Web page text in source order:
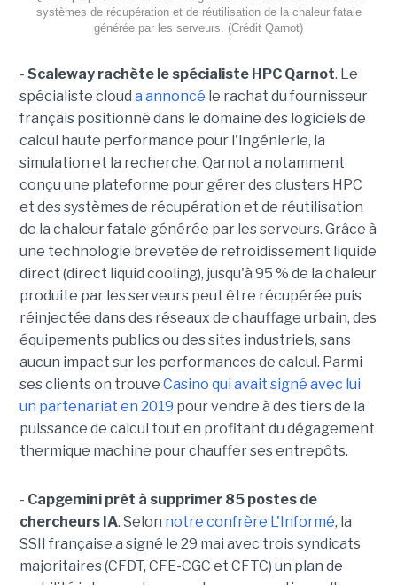
systèmes de récupération et de réutilisation de la chaleur fatale
générée par les serveurs. (Crédit Qarnot)
- Scaleway rachète le spécialiste HPC Qarnot. Le
spécialiste cloud a annoncé le rachat du fournisseur
français positionné dans le domaine des logiciels de
calcul haute performance pour l'ingénierie, la
simulation et la recherche. Qarnot a notamment
conçu une plateforme pour gérer des clusters HPC
et des systèmes de récupération et de réutilisation
de la chaleur fatale générée par les serveurs. Grâce à
une technologie brevetée de refroidissement liquide
direct (direct liquid cooling), jusqu'à 95 % de la chaleur
produite par les serveurs peut être récupérée puis
réinjectée dans des réseaux de chauffage urbain, des
équipements publics ou des sites industriels, sans
aucun impact sur les performances de calcul. Parmi
ses clients on trouve Casino qui avait signé avec lui
un partenariat en 2019 pour vendre à des tiers de la
puissance de calcul tout en profitant du dégagement
thermique machine pour chauffer ses entrepôts.
- Capgemini prêt à supprimer 85 postes de
chercheurs IA. Selon notre confrère L'Informé, la
SSII française a signé le 29 mai avec trois syndicats
majoritaires (CFDT, CFE-CGC et CFTC) un plan de